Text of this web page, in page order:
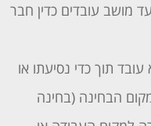
מושב עובדים כדין חבר
תוך כדי נסיעתו או
הבחינה (בחינה